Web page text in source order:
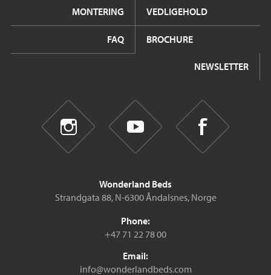
MONTERING VEDLIGEHOLD
FAQ BROCHURE
NEWSLETTER
Wonderland Beds
Strandgata 88, N-6300 Åndalsnes, Norge
Phone:
+47 71 22 78 00
Email:
info@wonderlandbeds.com